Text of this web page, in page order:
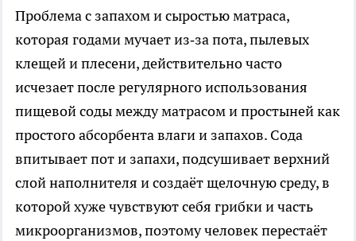
Проблема с запахом и сыростью матраса,
которая годами мучает из‑за пота, пылевых
клещей и плесени, действительно часто
исчезает после регулярного использования
пищевой соды между матрасом и простыней как
простого абсорбента влаги и запахов. Сода
впитывает пот и запахи, подсушивает верхний
слой наполнителя и создаёт щелочную среду, в
которой хуже чувствуют себя грибки и часть
микроорганизмов, поэтому человек перестаёт